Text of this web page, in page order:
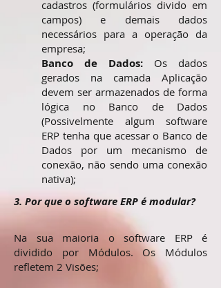
cadastros (formulários divido em
campos) e demais dados
necessários para a operação da
empresa;
Banco de Dados: Os dados
gerados na camada Aplicação
devem ser armazenados de forma
lógica no Banco de Dados
(Possivelmente algum software
ERP tenha que acessar o Banco de
Dados por um mecanismo de
conexão, não sendo uma conexão
nativa);
3. Por que o software ERP é modular?
Na sua maioria o software ERP é
dividido por Módulos. Os Módulos
refletem 2 Visões;